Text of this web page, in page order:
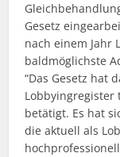
Gesetz
nach einem Jahr
baldmöglichste
“Das Gesetz hat
Lobbyingregister
betätigt. Es hat
die aktuell als